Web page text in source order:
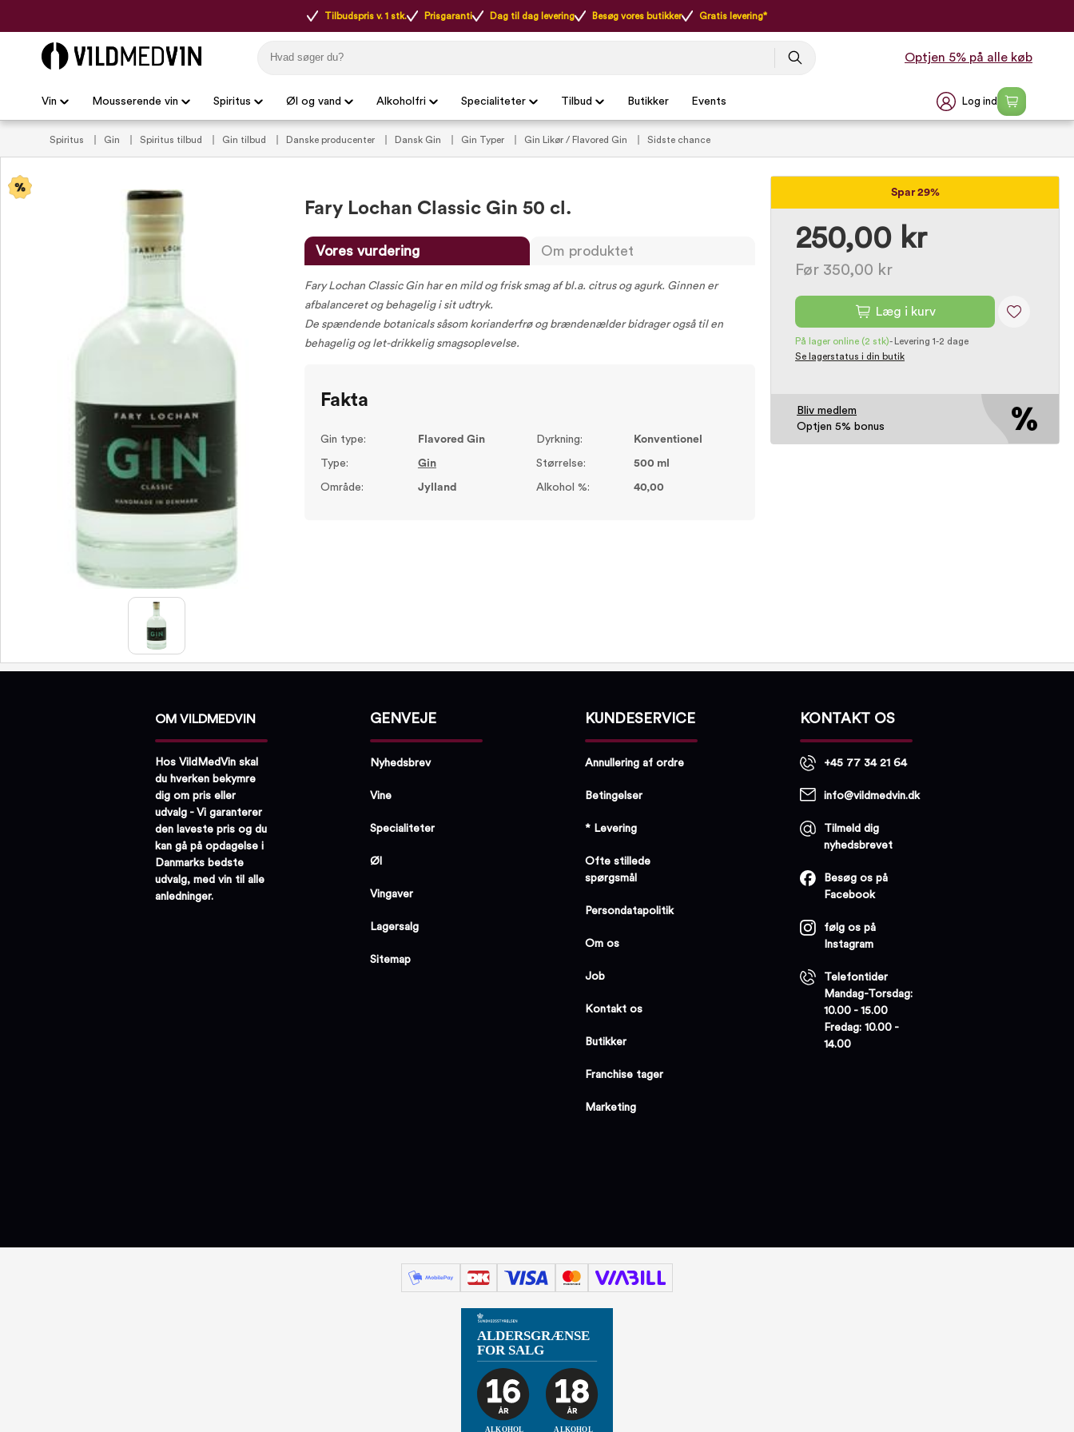
Tilbudspris v. 1 stk. Prisgaranti Dag til dag levering Besøg vores butikker Gratis levering*
Optjen 5% på alle køb
Vin Mousserende vin Spiritus Øl og vand Alkoholfri Specialiteter Tilbud Butikker Events Log ind
Spiritus Gin Spiritus tilbud Gin tilbud Danske producenter Dansk Gin Gin Typer Gin Likør / Flavored Gin Sidste chance
Spar 29%
250,00 kr
Før 350,00 kr
Læg i kurv
På lager online (2 stk)-
Levering 1-2 dage
Se lagerstatus i din butik
Bliv medlem
Optjen 5% bonus
Fary Lochan Classic Gin 50 cl.
Vores vurdering Om produktet
Fary Lochan Classic Gin har en mild og frisk smag af bl.a. citrus og agurk. Ginnen er
afbalanceret og behagelig i sit udtryk.
De spændende botanicals såsom korianderfrø og brændenælder bidrager også til en
behagelig og let-drikkelig smagsoplevelse.
Fakta
Gin type: Flavored Gin
Type: Gin
Område: Jylland
Dyrkning: Konventionel
Størrelse: 500 ml
Alkohol %: 40,00
OM VILDMEDVIN
Hos VildMedVin skal
du hverken bekymre
dig om pris eller
udvalg - Vi garanterer
den laveste pris og du
kan gå på opdagelse i
Danmarks bedste
udvalg, med vin til alle
anledninger.
GENVEJE
Nyhedsbrev
Vine
Specialiteter
Øl
Vingaver
Lagersalg
Sitemap
KUNDESERVICE
Annullering af ordre
Betingelser
* Levering
Ofte stillede
spørgsmål
Persondatapolitik
Om os
Job
Kontakt os
Butikker
Franchise tager
Marketing
KONTAKT OS
+45 77 34 21 64
info@vildmedvin.dk
Tilmeld dig
nyhedsbrevet
Besøg os på
Facebook
følg os på
Instagram
Telefontider
Mandag-Torsdag:
10.00 - 15.00
Fredag: 10.00 -
14.00